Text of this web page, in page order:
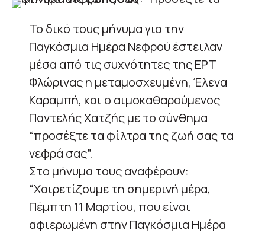
Το δικό τους μήνυμα για την
Παγκόσμια Ημέρα Νεφρού έστειλαν
μέσα από τις συχνότητες της ΕΡΤ
Φλώρινας η μεταμοσχευμένη, Έλενα
Καραμπή, και ο αιμοκαθαρούμενος
Παντελής Χατζής με το σύνθημα
“προσέξτε τα φίλτρα της ζωή σας τα
νεφρά σας”.
Στο μήνυμα τους αναφέρουν:
“Χαιρετίζουμε τη σημερινή μέρα,
Πέμπτη 11 Μαρτίου, που είναι
αφιερωμένη στην Παγκόσμια Ημέρα